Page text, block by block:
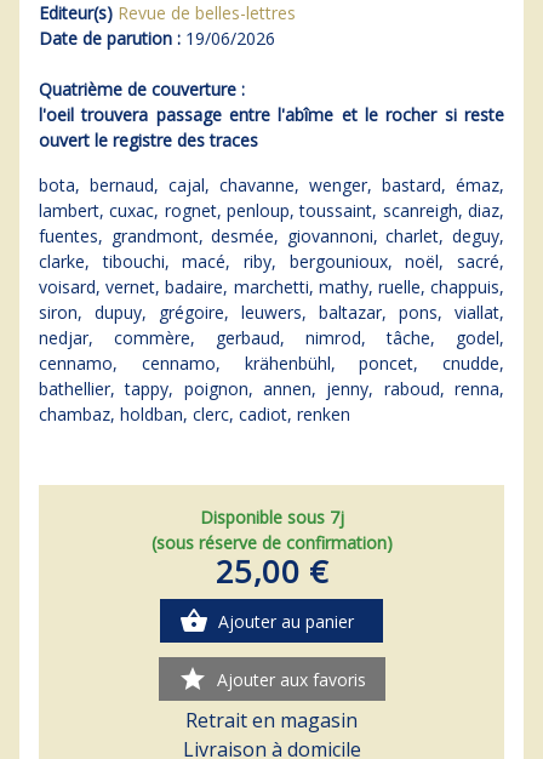
Editeur(s) Revue de belles-lettres
Date de parution : 19/06/2026
Quatrième de couverture :
l'oeil trouvera passage entre l'abîme et le rocher si reste
ouvert le registre des traces
bota, bernaud, cajal, chavanne, wenger, bastard, émaz,
lambert, cuxac, rognet, penloup, toussaint, scanreigh, diaz,
fuentes, grandmont, desmée, giovannoni, charlet, deguy,
clarke, tibouchi, macé, riby, bergounioux, noël, sacré,
voisard, vernet, badaire, marchetti, mathy, ruelle, chappuis,
siron, dupuy, grégoire, leuwers, baltazar, pons, viallat,
nedjar, commère, gerbaud, nimrod, tâche, godel,
cennamo, cennamo, krähenbühl, poncet, cnudde,
bathellier, tappy, poignon, annen, jenny, raboud, renna,
chambaz, holdban, clerc, cadiot, renken
Disponible sous 7j
(sous réserve de confirmation)
25,00 €
shopping_basket Ajouter au panier
star Ajouter aux favoris
Retrait en magasin
Livraison à domicile